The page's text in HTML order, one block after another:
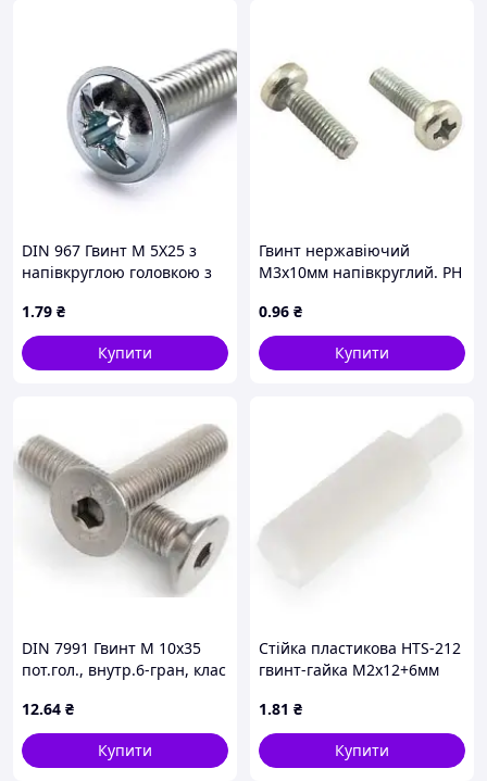
DIN 967 Гвинт М 5Х25 з
напівкруглою головкою з
4.6, оцинкований
1.79 ₴
Купити
Гвинт нержавіючий
М3х10мм напівкруглий. PH
0.96 ₴
Купити
DIN 7991 Гвинт М 10х35
пот.гол., внутр.6-гран, клас
оцинкований
12.64 ₴
Купити
Стійка пластикова HTS-212
гвинт-гайка М2x12+6мм
1.81 ₴
Купити